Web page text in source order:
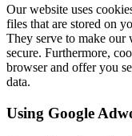
Our website uses
files that are stored on
They serve to make our
secure. Furthermore,
browser and offer you
data.
Using Google